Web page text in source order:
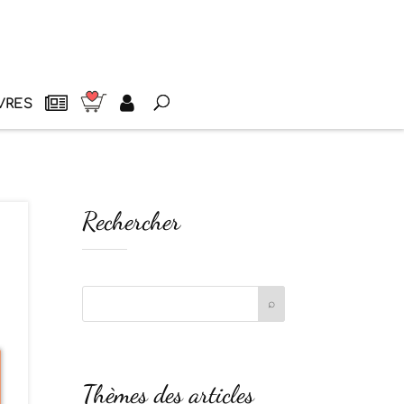
Rechercher
Thèmes des articles